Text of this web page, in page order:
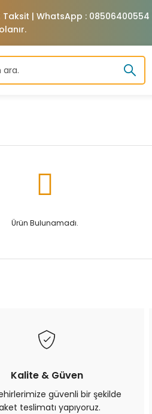
Taksit | WhatsApp : 08506400554
Ürün Bulunamadı.
Kalite & Güven
güvenli bir şekilde
teslimatı yapıyoruz.